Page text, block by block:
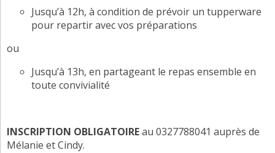
Jusqu’à 12h, à condition de prévoir un tupperware
pour repartir avec vos préparations
ou
Jusqu’à 13h, en partageant le repas ensemble en
toute convivialité
INSCRIPTION OBLIGATOIREau 0327788041 auprès de
Mélanie et Cindy.